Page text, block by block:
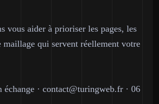
vous aider à prioriser les pages, les
maillage qui servent réellement votre
échange · contact@turingweb.fr · 06